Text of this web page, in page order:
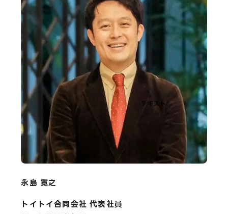
永島 寛之
トイトイ合同会社 代表社員